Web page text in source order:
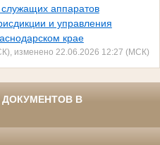
служащих аппаратов
и управления
крае
изменено 22.06.2026 12:27 (МСК)
В